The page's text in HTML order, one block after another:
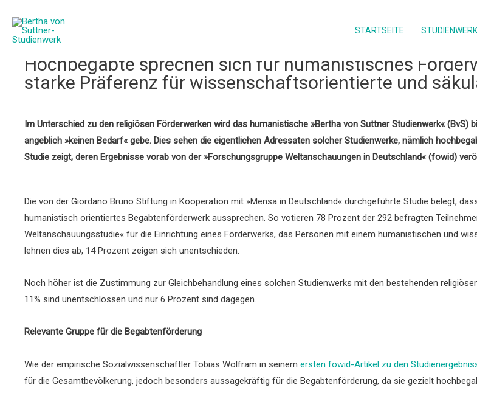
STARTSEITE STUDIENWERK
Hochbegabte sprechen sich für humanistisches
starke Präferenz für wissenschaftsorientierte und
Im Unterschied zu den religiösen Förderwerken wird das humanistische »Bertha von Suttner Studienwerk«
angeblich »keinen Bedarf« gebe. Dies sehen die eigentlichen Adressaten solcher Studienwerke, nämlich
Studie zeigt, deren Ergebnisse vorab von der »Forschungsgruppe Weltanschauungen in Deutschland« (fowid)
Die von der Giordano Bruno Stiftung in Kooperation mit »Mensa in Deutschland« durchgeführte Studie belegt,
humanistisch orientiertes Begabtenförderwerk aussprechen. So votieren 78 Prozent der 292 befragten
Weltanschauungsstudie« für die Einrichtung eines Förderwerks, das Personen mit einem humanistischen und
lehnen dies ab, 14 Prozent zeigen sich unentschieden.
Noch höher ist die Zustimmung zur Gleichbehandlung eines solchen Studienwerks mit den bestehenden
11% sind unentschlossen und nur 6 Prozent sind dagegen.
Relevante Gruppe für die Begabtenförderung
Wie der empirische Sozialwissenschaftler Tobias Wolfram in seinem ersten fowid-Artikel zu den
für die Gesamtbevölkerung, jedoch besonders aussagekräftig für die Begabtenförderung, da sie gezielt